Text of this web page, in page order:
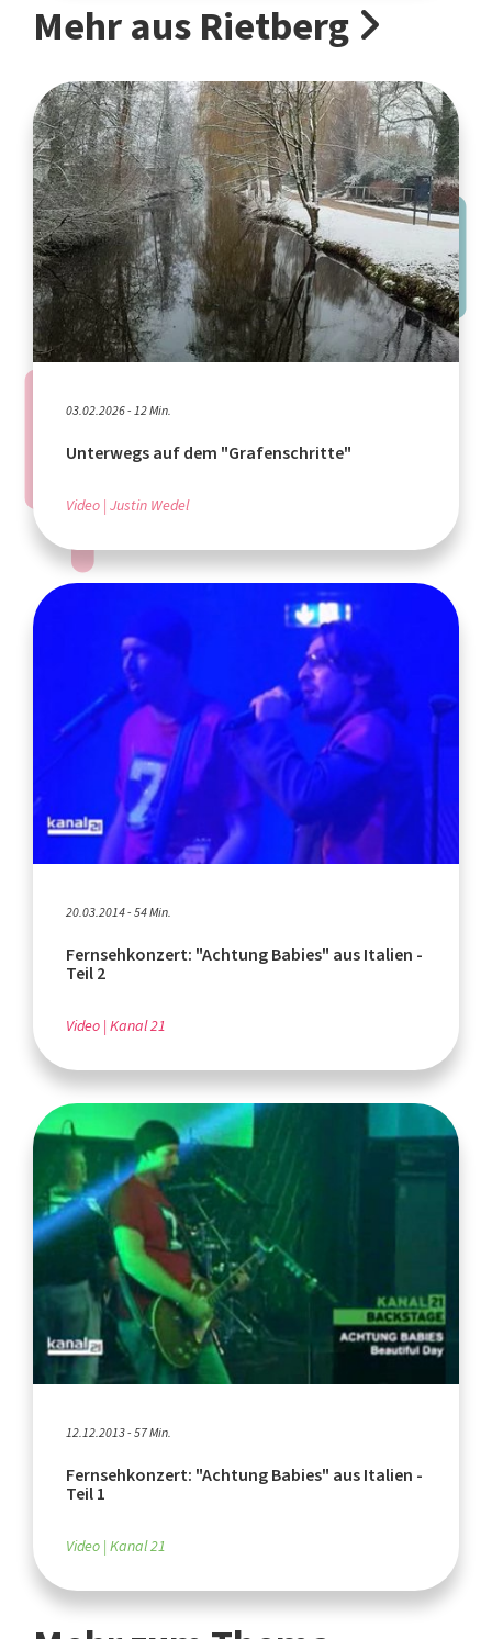
Mehr aus Rietberg
03.02.2026 - 12 Min.
Unterwegs auf dem "Grafenschritte"
Video Justin Wedel
20.03.2014 - 54 Min.
Fernsehkonzert: "Achtung Babies" aus Italien -
Teil 2
Video Kanal 21
12.12.2013 - 57 Min.
Fernsehkonzert: "Achtung Babies" aus Italien -
Teil 1
Video Kanal 21